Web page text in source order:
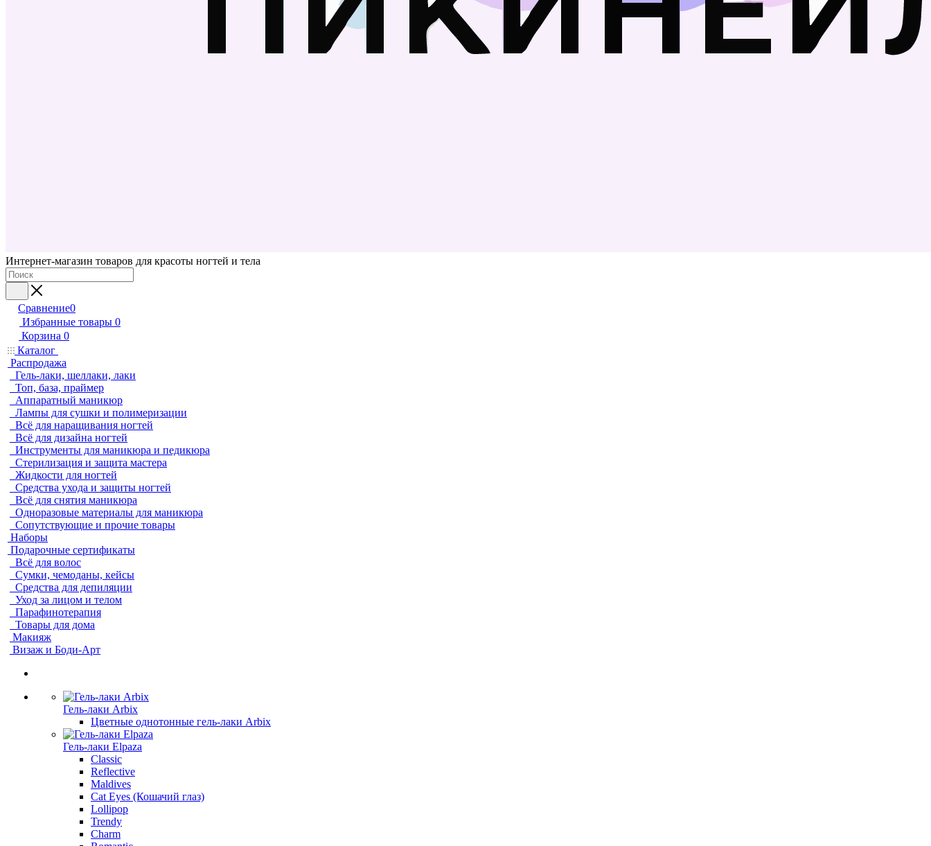
Интернет-магазин товаров для красоты ногтей и тела
Сравнение0
Избранные товары 0
Корзина 0
Каталог
Распродажа
Гель-лаки, шеллаки, лаки
Топ, база, праймер
Аппаратный маникюр
Лампы для сушки и полимеризации
Всё для наращивания ногтей
Всё для дизайна ногтей
Инструменты для маникюра и педикюра
Стерилизация и защита мастера
Жидкости для ногтей
Средства ухода и защиты ногтей
Всё для снятия маникюра
Одноразовые материалы для маникюра
Сопутствующие и прочие товары
Наборы
Подарочные сертификаты
Всё для волос
Сумки, чемоданы, кейсы
Средства для депиляции
Уход за лицом и телом
Парафинотерапия
Товары для дома
Макияж
Визаж и Боди-Арт
Гель-лаки Arbix
Цветные однотонные гель-лаки Arbix
Гель-лаки Elpaza
Classic
Reflective
Maldives
Cat Eyes (Кошачий глаз)
Lollipop
Trendy
Charm